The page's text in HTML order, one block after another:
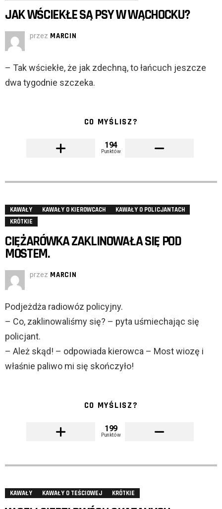
JAK WŚCIEKŁE SĄ PSY W WĄCHOCKU?
przez MARCIN
– Tak wściekłe, że jak zdechną, to łańcuch jeszcze
dwa tygodnie szczeka.
CO MYŚLISZ?
194
Punktów
KAWAŁY KAWAŁY O KIEROWCACH
KAWAŁY O POLICJANTACH
KRÓTKIE
CIĘŻARÓWKA ZAKLINOWAŁA SIĘ POD
MOSTEM.
przez MARCIN
Podjeżdża radiowóz policyjny.
– Co, zaklinowaliśmy się? – pyta uśmiechając się
policjant.
– Ależ skąd! – odpowiada kierowca – Most wiozę i
właśnie paliwo mi się skończyło!
CO MYŚLISZ?
199
Punktów
KAWAŁY KAWAŁY O TEŚCIOWEJ KRÓTKIE